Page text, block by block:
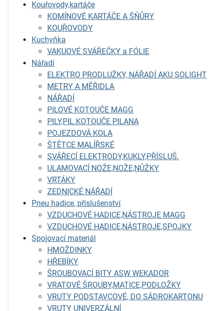
Kouřovody,kartáče
KOMÍNOVÉ KARTÁČE A ŠŇŮRY
KOUŘOVODY
Kuchyňka
VAKUOVÉ SVÁŘEČKY a FÓLIE
Nářadí
ELEKTRO PRODLUŽKY, NÁŘADÍ AKU SOLIGHT
METRY A MĚŘIDLA
NÁŘADÍ
PILOVÉ KOTOUČE MAGG
PILY,PIL.KOTOUČE PILANA
POJEZDOVÁ KOLA
ŠTĚTCE MALÍŘSKÉ
SVÁŘECÍ ELEKTRODY,KUKLY,PŘÍSLUŠ.
ULAMOVACÍ NOŽE,NOŽE,NŮŽKY
VRTÁKY
ZEDNICKÉ NÁŘADÍ
Pneu hadice, příslušenství
VZDUCHOVÉ HADICE,NÁSTROJE MAGG
VZDUCHOVÉ HADICE,NÁSTROJE,SPOJKY
Spojovací materiál
HMOŽDINKY
HŘEBÍKY
ŠROUBOVACÍ BITY ASW WEKADOR
VRATOVÉ ŠROUBY,MATICE,PODLOŽKY
VRUTY PODSTAVCOVÉ, DO SÁDROKARTONU
VRUTY UNIVERZÁLNÍ